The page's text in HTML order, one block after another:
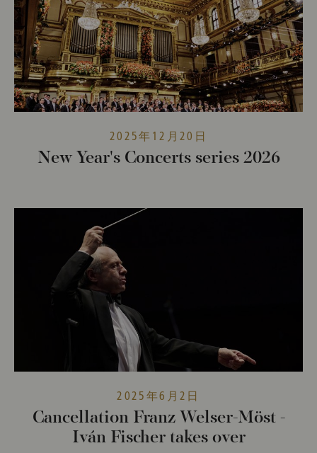
2025年12月20日
New Year's Concerts series 2026
2025年6月2日
Cancellation Franz Welser-Möst -
Iván Fischer takes over